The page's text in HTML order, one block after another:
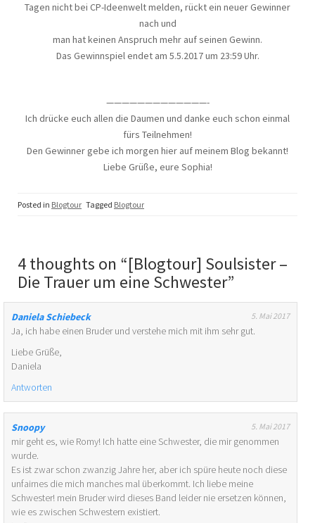
Tagen nicht bei CP-Ideenwelt melden, rückt ein neuer Gewinner
nach und
man hat keinen Anspruch mehr auf seinen Gewinn.
Das Gewinnspiel endet am 5.5.2017 um 23:59 Uhr.
—————————————-
Ich drücke euch allen die Daumen und danke euch schon einmal
fürs Teilnehmen!
Den Gewinner gebe ich morgen hier auf meinem Blog bekannt!
Liebe Grüße, eure Sophia!
Posted in Blogtour Tagged Blogtour
4 thoughts on “[Blogtour] Soulsister –
Die Trauer um eine Schwester”
Daniela Schiebeck 5. Mai 2017
Ja, ich habe einen Bruder und verstehe mich mit ihm sehr gut.
Liebe Grüße,
Daniela
Antworten
Snoopy 5. Mai 2017
mir geht es, wie Romy! Ich hatte eine Schwester, die mir genommen
wurde.
Es ist zwar schon zwanzig Jahre her, aber ich spüre heute noch diese
unfairnes die mich manches mal überkommt. Ich liebe meine
Schwester! mein Bruder wird dieses Band leider nie ersetzen können,
wie es zwischen Schwestern existiert.